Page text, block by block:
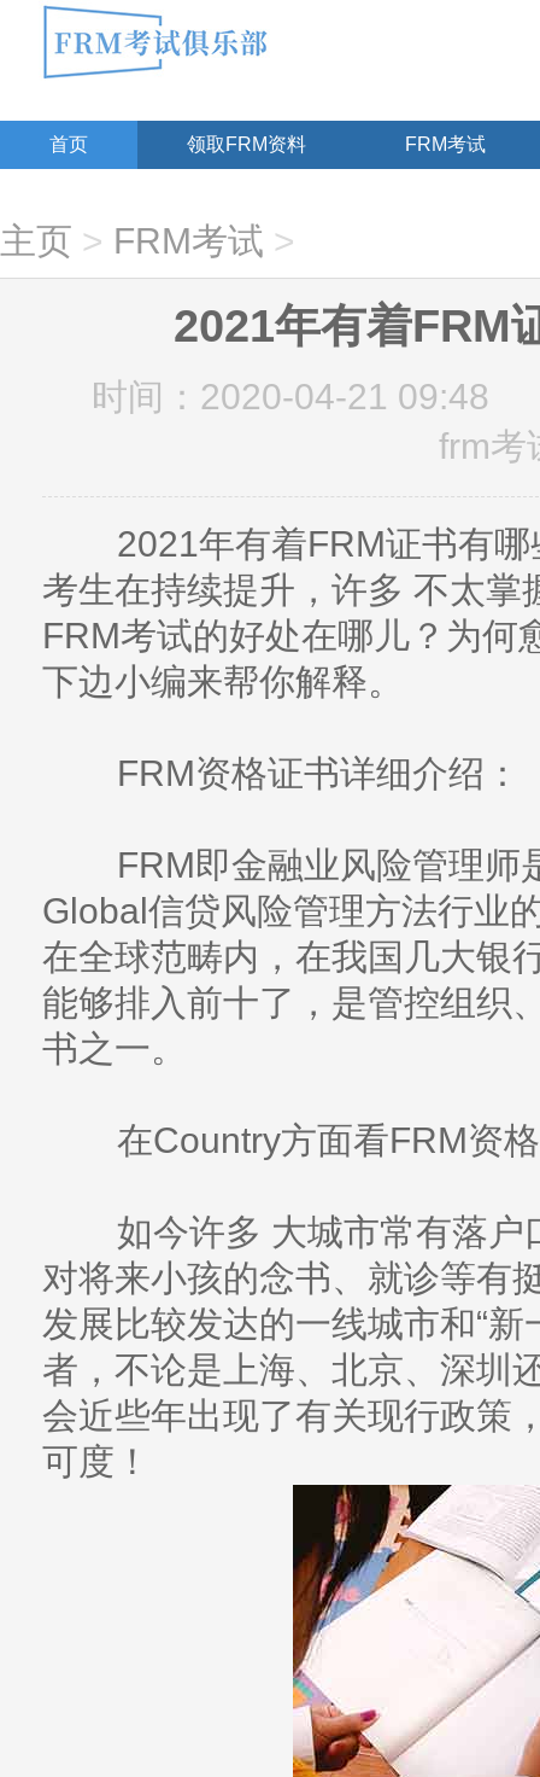
首页 领取FRM资料 FRM考试
主页 > FRM考试 >
2021年有着FRM
时间：2020-04-21 09:48
frm考
2021年有着FRM证书有哪
考生在持续提升，许多 不太掌
FRM考试的好处在哪儿？为何
下边小编来帮你解释。
FRM资格证书详细介绍：
FRM即金融业风险管理师
Global信贷风险管理方法行业
在全球范畴内，在我国几大银
能够排入前十了，是管控组织
书之一。
在Country方面看FRM资
如今许多 大城市常有落户
对将来小孩的念书、就诊等有
发展比较发达的一线城市和“
者，不论是上海、北京、深圳
会近些年出现了有关现行政策
可度！